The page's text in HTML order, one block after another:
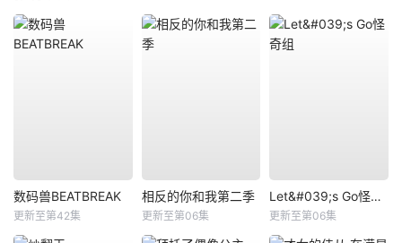
数码兽BEATBREAK
更新至第42集
相反的你和我第二季
更新至第06集
Let&#039;s Go怪奇组
更新至第06集